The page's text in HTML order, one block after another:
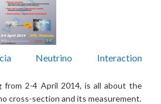
Neutrino Interaction
from 2-4 April 2014, is all about the
cross-section and its measurement.